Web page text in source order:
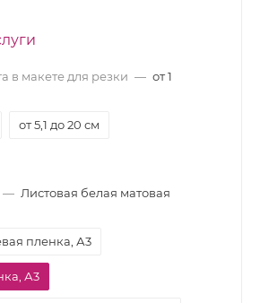
в макете для резки — от 1
от 5,1 до 20 см
— Листовая белая матовая
пленка, А3
А3